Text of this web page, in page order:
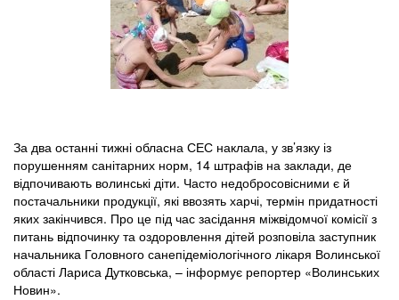
За два останні тижні обласна СЕС наклала, у зв’язку із
порушенням санітарних норм, 14 штрафів на заклади, де
відпочивають волинські діти. Часто недобросовісними є й
постачальники продукції, які ввозять харчі, термін придатності
яких закінчився. Про це під час засідання міжвідомчої комісії з
питань відпочинку та оздоровлення дітей розповіла заступник
начальника Головного санепідеміологічного лікаря Волинської
області Лариса Дутковська, – інформує репортер «Волинських
Новин».